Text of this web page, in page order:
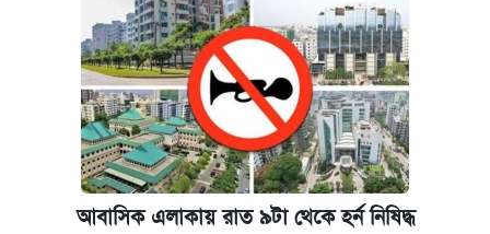
আবাসিক এলাকায় রাত ৯টা থেকে হর্ন নিষিদ্ধ